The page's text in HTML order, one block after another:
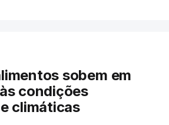
sobem em
condições
climáticas